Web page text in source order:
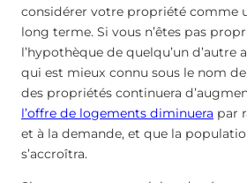
considérer votre propriété comme
long terme. Si vous n’êtes pas
l’hypothèque de quelqu’un d’autre
qui est mieux connu sous le nom
des propriétés continuera
l’offre de logements diminuera par
et à la demande, et que la
s’accroîtra.